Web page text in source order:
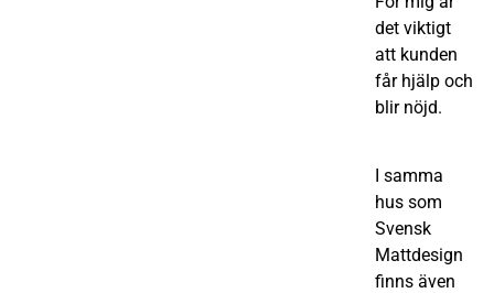
det viktigt
att kunden
får hjälp och
blir nöjd.
I samma
hus som
Svensk
Mattdesign
finns även